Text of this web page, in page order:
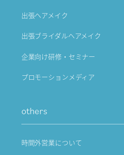
出張ヘアメイク
出張ブライダルヘアメイク
企業向け研修・セミナー
プロモーションメディア
others
時間外営業について